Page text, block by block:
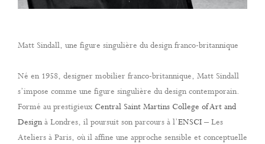
Matt Sindall, une figure singulière du design franco-britannique
Né en 1958, designer mobilier franco-britannique, Matt Sindall
s’impose comme une figure singulière du design contemporain.
Formé au prestigieux Central Saint Martins College of Art and
Design à Londres, il poursuit son parcours à l’ENSCI – Les
Ateliers à Paris, où il affine une approche sensible et conceptuelle